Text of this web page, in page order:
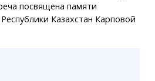
посвящена памяти
Казахстан Карповой